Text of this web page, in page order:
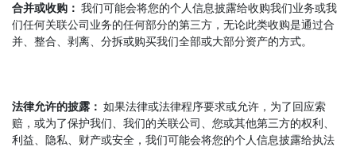
合并或收购： 我们可能会将您的个人信息披露给收购我们业务或我
们任何关联公司业务的任何部分的第三方，无论此类收购是通过合
并、整合、剥离、分拆或购买我们全部或大部分资产的方式。
法律允许的披露： 如果法律或法律程序要求或允许，为了回应索
赔，或为了保护我们、我们的关联公司、您或其他第三方的权利、
利益、隐私、财产或安全，我们可能会将您的个人信息披露给执法